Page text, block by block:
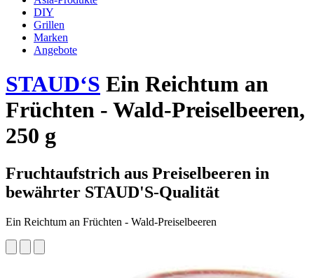
DIY
Grillen
Marken
Angebote
STAUD‘S Ein Reichtum an
Früchten - Wald-Preiselbeeren,
250 g
Fruchtaufstrich aus Preiselbeeren in
bewährter STAUD'S-Qualität
Ein Reichtum an Früchten - Wald-Preiselbeeren